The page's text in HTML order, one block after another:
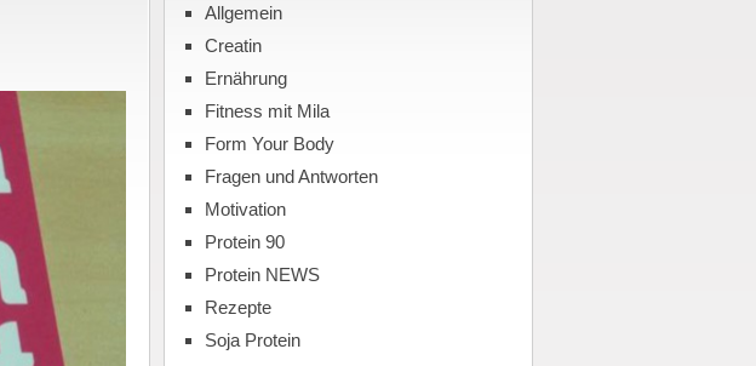
Allgemein
Creatin
Ernährung
Fitness mit Mila
Form Your Body
Fragen und Antworten
Motivation
Protein 90
Protein NEWS
Rezepte
Soja Protein